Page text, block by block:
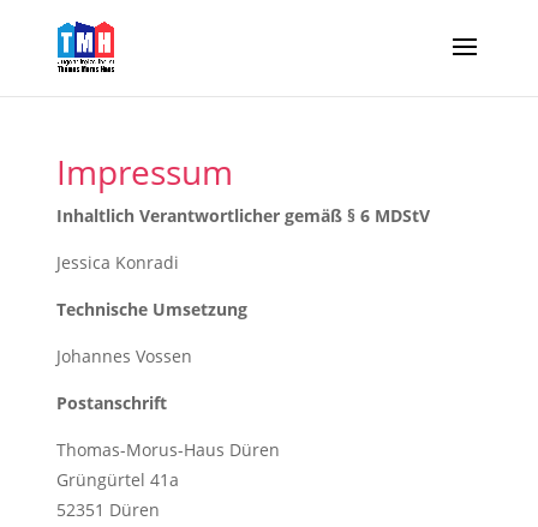
Impressum
Inhaltlich Verantwortlicher gemäß § 6 MDStV
Jessica Konradi
Technische Umsetzung
Johannes Vossen
Postanschrift
Thomas-Morus-Haus Düren
Grüngürtel 41a
52351 Düren